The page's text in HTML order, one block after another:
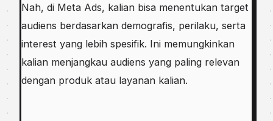
Nah, di Meta Ads, kalian bisa menentukan target
audiens berdasarkan demografis, perilaku, serta
interest yang lebih spesifik. Ini memungkinkan
kalian menjangkau audiens yang paling relevan
dengan produk atau layanan kalian.